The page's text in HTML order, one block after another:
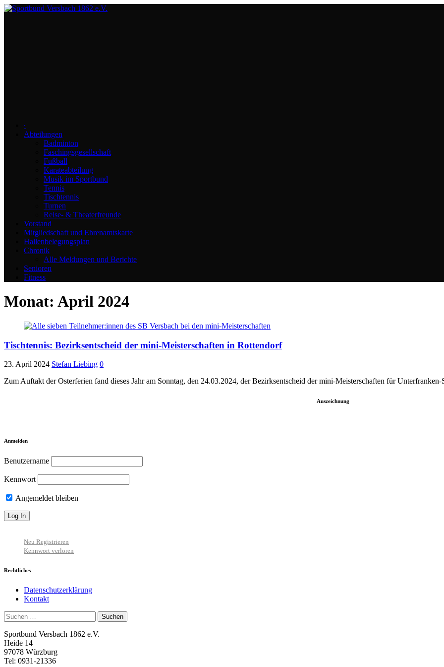
∙
Abteilungen
Badminton
Faschingsgesellschaft
Fußball
Karateabteilung
Musik im Sportbund
Tennis
Tischtennis
Turnen
Reise- & Theaterfreunde
Vorstand
Mitgliedschaft und Ehrenamtskarte
Hallenbelegungsplan
Chronik
Alle Meldungen und Berichte
Senioren
Fitness
Monat: April 2024
Tischtennis: Bezirksentscheid der mini-Meisterschaften in Rottendorf
23. April 2024 Stefan Liebing 0
Zum Auftakt der Osterferien fand dieses Jahr am Sonntag, den 24.03.2024, der Bezirksentscheid der mini-Meisterschaften für Unterfranken-
Auszeichnung
Anmelden
Benutzername
Kennwort
Angemeldet bleiben
Neu Registrieren
Kennwort verloren
Rechtliches
Datenschutzerklärung
Kontakt
Suchen
nach:
Sportbund Versbach 1862 e.V.
Heide 14
97078 Würzburg
Tel: 0931-21336